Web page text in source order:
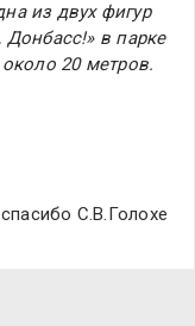
из двух фигур
в парке
20 метров.
С.В.Голохе